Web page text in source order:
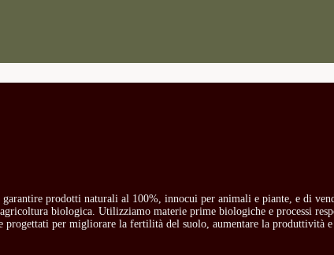
prodotti naturali al 100%, innocui per animali e piante, e di
biologica. Utilizziamo materie prime biologiche e processi
per migliorare la fertilità del suolo, aumentare la produttività